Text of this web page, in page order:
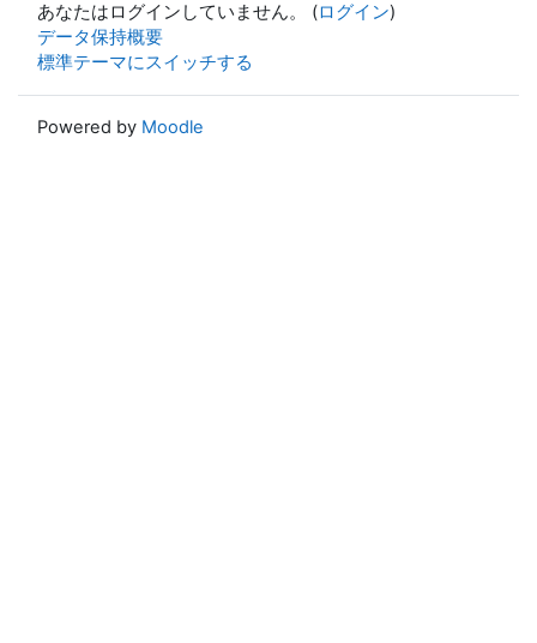
あなたはログインしていません。 (ログイン)
データ保持概要
標準テーマにスイッチする
Powered by Moodle